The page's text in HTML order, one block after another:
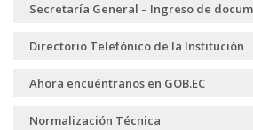
Secretaría General – Ingreso de
Directorio Telefónico de la Institución
Ahora encuéntranos en GOB.EC
Normalización Técnica